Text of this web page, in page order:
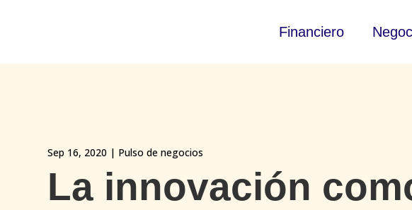
Financiero
Sep 16, 2020 | Pulso de negocios
La innovación